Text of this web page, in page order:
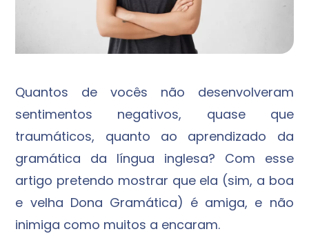
Quantos de vocês não desenvolveram
sentimentos negativos, quase que
traumáticos, quanto ao aprendizado da
gramática da língua inglesa? Com esse
artigo pretendo mostrar que ela (sim, a boa
e velha Dona Gramática) é amiga, e não
inimiga como muitos a encaram.